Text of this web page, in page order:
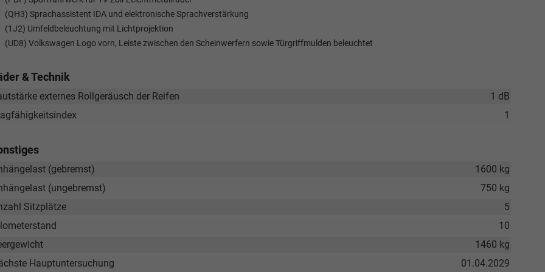
(QH3) Sprachassistent IDA und elektronische Sprachverstärkung
(1J2) Umfeldbeleuchtung mit Lichtprojektion
(UD8) Volkswagen Logo vorn, Leiste zwischen den Scheinwerfern sowie Türgriffmulden beleuchtet
& Technik
1 dB
externes Rollgeräusch der Reifen
1
1600 kg
(gebremst)
750 kg
(ungebremst)
5
Sitzplätze
10
1460 kg
01.04.2029
Hauptuntersuchung